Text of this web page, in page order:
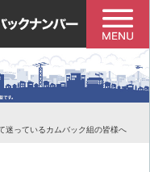
迷っているカムバック組の皆様へ